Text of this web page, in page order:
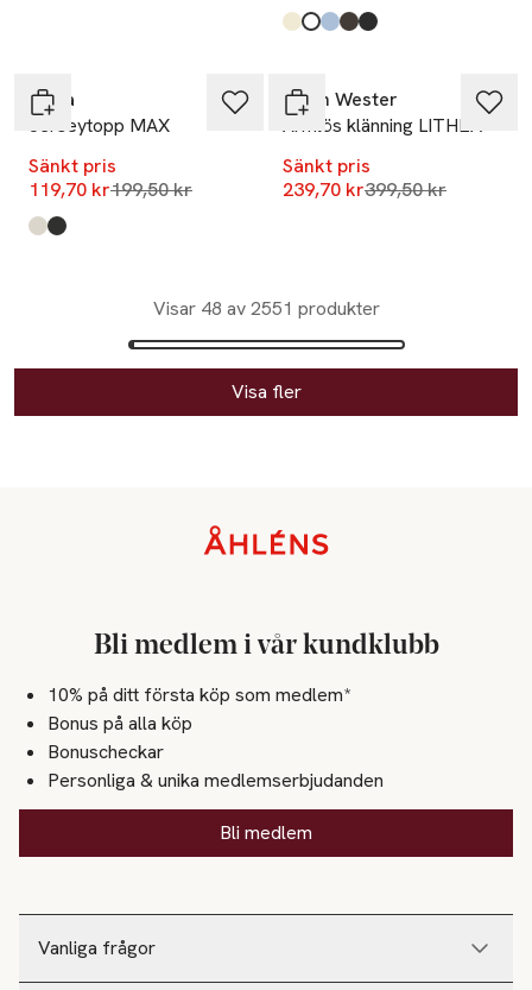
Produkten finns i färgerna:
Light Yellow
Stone,
Blue,
Brown,
Black,
Wera
Jerseytopp MAX
Sänkt pris
119,70 krLägsta pris 30 dagar
199,50 kr
Produkten finns i färgerna:
Dots
Black
Carin Wester
Ärmlös klänning LITHEA
Sänkt pris
239,70 krLägsta pris 30
399,50 kr
Visar 48 av 2551 produkter
Visa fler
Vanliga frågor
Bli medlem i vår kundklubb
10% på ditt första köp som medlem*
Bonus på alla köp
Bonuscheckar
Personliga & unika medlemserbjudanden
Bli medlem